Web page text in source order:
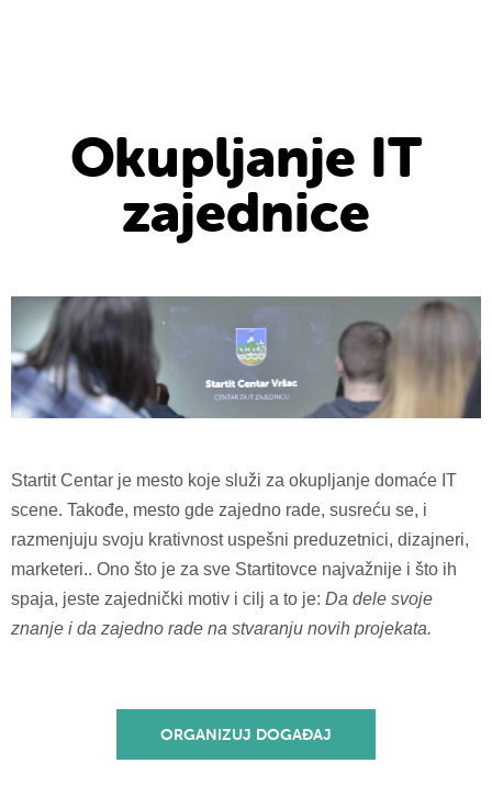
Okupljanje IT
zajednice
Startit Centar je mesto koje služi za okupljanje domaće IT
scene. Takođe, mesto gde zajedno rade, susreću se, i
razmenjuju svoju krativnost uspešni preduzetnici, dizajneri,
marketeri.. Ono što je za sve Startitovce najvažnije i što ih
spaja, jeste zajednički motiv i cilj a to je: Da dele svoje
znanje i da zajedno rade na stvaranju novih projekata.
ORGANIZUJ DOGAĐAJ